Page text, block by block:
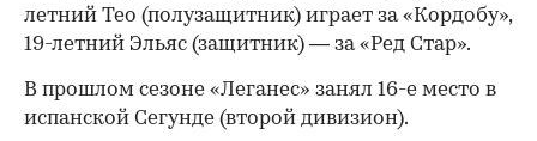
летний Тео (полузащитник) играет за «Кордобу»,
19-летний Эльяс (защитник) — за «Ред Стар».
В прошлом сезоне «Леганес» занял 16-е место в
испанской Сегунде (второй дивизион).